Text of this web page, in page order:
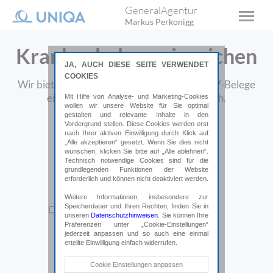
GeneralAgentur
Markus Perkonigg
Krankenbelege einreichen
Wir bieten Ihnen hier die Möglichkeit, Ihre KV-Belege
einzureichen. Online, bequem & einfach.
JA, AUCH DIESE SEITE VERWENDET
COOKIES
Mit Hilfe von Analyse- und Marketing-Cookies
wollen wir unsere Website für Sie optimal
gestalten und relevante Inhalte in den
Vordergrund stellen. Diese Cookies werden erst
nach Ihrer aktiven Einwilligung durch Klick auf
„Alle akzeptieren“ gesetzt. Wenn Sie dies nicht
wünschen, klicken Sie bitte auf „Alle ablehnen“.
Technisch notwendige Cookies sind für die
grundlegenden Funktionen der Website
erforderlich und können nicht deaktiviert werden.
Weitere Informationen, insbesondere zur
Speicherdauer und Ihren Rechten, finden Sie in
unserenDatenschutzhinweisen . Sie können Ihre
Präferenzen unter „Cookie-Einstellungen“
jederzeit anpassen und so auch eine einmal
erteilte Einwilligung einfach widerrufen.
Technische Cookies
Cookie Einstellungen anpassen